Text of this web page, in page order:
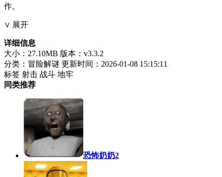
作。
∨ 展开
详细信息
大小：27.10MB 版本：v3.3.2
分类：冒险解谜 更新时间：2026-01-08 15:15:11
标签 射击 战斗 地牢
同类推荐
恐怖奶奶2